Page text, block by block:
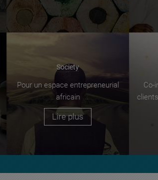
Society
Pour un espace entrepreneurial
africain
Lire plus
Co-